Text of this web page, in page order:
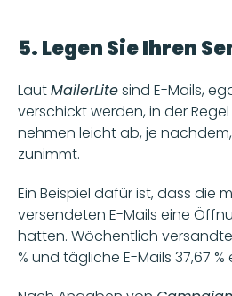
5. Legen Sie Ihren
Laut MailerLite sind E-Mails,
verschickt werden, in der
nehmen leicht ab, je
zunimmt.
Ein Beispiel dafür ist, dass die
versendeten E-Mails eine
hatten. Wöchentlich
% und tägliche E-Mails 37,67 %